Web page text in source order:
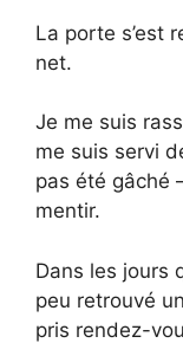
La porte s’est
net.
Je me suis
me suis servi
pas été gâché
mentir.
Dans les jours
peu retrouvé
pris rendez-